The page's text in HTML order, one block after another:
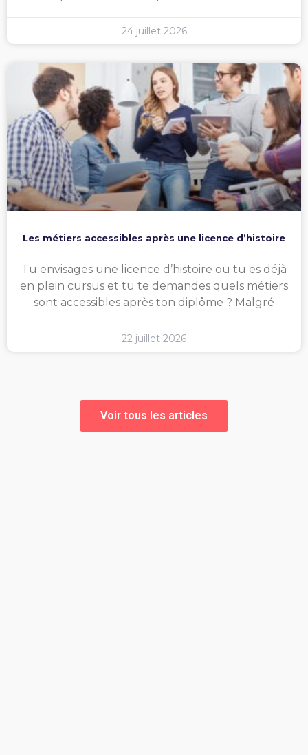
24 juillet 2026
Les métiers accessibles après une licence d’histoire
Tu envisages une licence d’histoire ou tu es déjà
en plein cursus et tu te demandes quels métiers
sont accessibles après ton diplôme ? Malgré
22 juillet 2026
Voir tous les articles